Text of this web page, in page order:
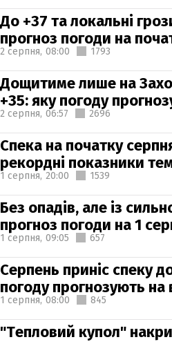
До +37 та локальні
прогноз погоди на
2 серпня, 08:00 1793
Дощитиме лише на
+35: яку погоду
2 серпня, 06:57 2696
Спека на початку
рекордні показники
1 серпня, 20:00 1539
Без опадів, але із
прогноз погоди на 1
1 серпня, 09:05 657
Серпень приніс спеку
погоду прогнозують на
1 серпня, 08:00 845
"Тепловий купол"